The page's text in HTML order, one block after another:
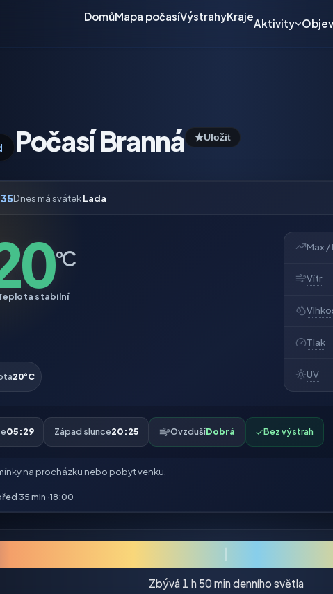
DomůMapa počasíVýstrahyKraje
Aktivity
Počasí Branná ★Uložit
Dnes má svátekLada
°C
stabilní
20°C
Max /
Vítr
Tlak
UV
05:29 Západ slunce20:25 OvzdušíDobrá ✓Bez výstrah
na procházku nebo pobyt venku.
35 min ·18:00
Zbývá 1 h 50 min denního světla